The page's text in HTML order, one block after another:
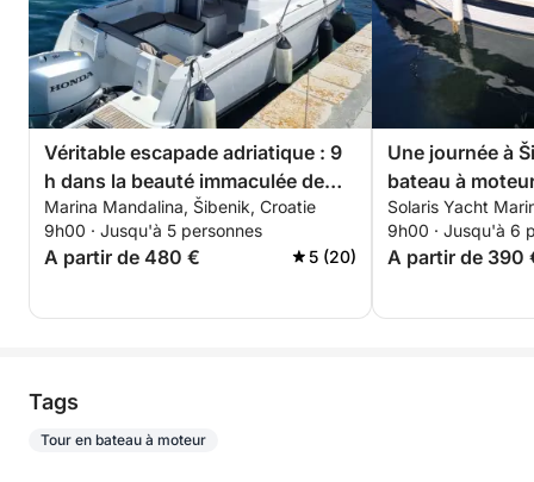
Véritable escapade adriatique : 9
h dans la beauté immaculée de
Šibenik
Marina Mandalina, Šibenik, Croatie
9h00 · Jusqu'à 5 personnes
A partir de 480 € 5 (20)
Une journée à
bateau à
Solaris Yacht
9h00 · Jusqu'à 6
A partir de 390
Tags
Tour en bateau à moteur